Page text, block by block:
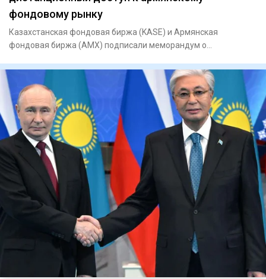
фондовому рынку
Казахстанская фондовая биржа (KASE) и Армянская
фондовая биржа (AMX) подписали меморандум о